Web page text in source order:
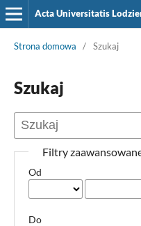
Acta Universitatis
Strona domowa / Szukaj
Szukaj
Filtry
Od
Do